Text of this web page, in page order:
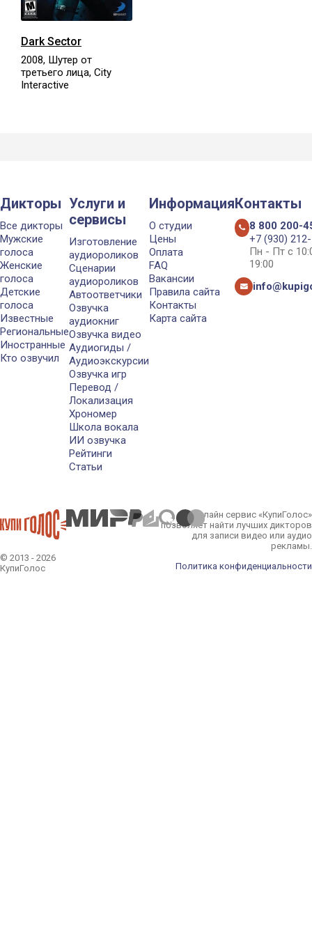
Dark Sector
2008, Шутер от
третьего лица, City
Interactive
Дикторы
Все дикторы
Мужские
голоса
Женские
голоса
Детские
голоса
Известные
Региональные
Иностранные
Кто озвучил
Услуги и
сервисы
Изготовление
аудиороликов
Сценарии
аудиороликов
Автоответчики
Озвучка
аудиокниг
Озвучка видео
Аудиогиды /
Аудиоэкскурсии
Озвучка игр
Перевод /
Локализация
Хрономер
Школа вокала
ИИ озвучка
Рейтинги
Статьи
Информация
О студии
Цены
Оплата
FAQ
Вакансии
Правила сайта
Контакты
Карта сайта
Контакты
8 800 200-
+7 (930)
Пн - Пт с
19:00
© 2013 - 2026
КупиГолос
Онлайн сервис «КупиГолос»
позволяет найти лучших дикторов
для записи видео или аудио
рекламы.
Политика конфиденциальности